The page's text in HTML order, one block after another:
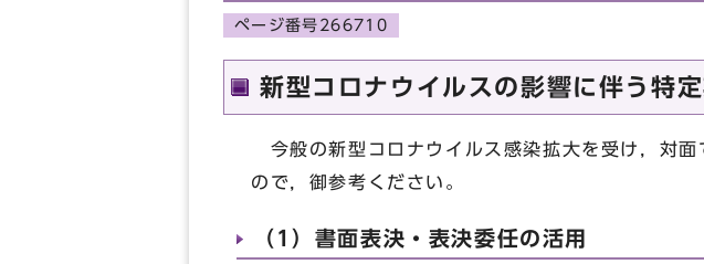
ページ番号266710
新型コロナウイルスの影響に伴う特
今般の新型コロナウイルス感染拡大を受け，対
ので，御参考ください。
（1）書面表決・表決委任の活用